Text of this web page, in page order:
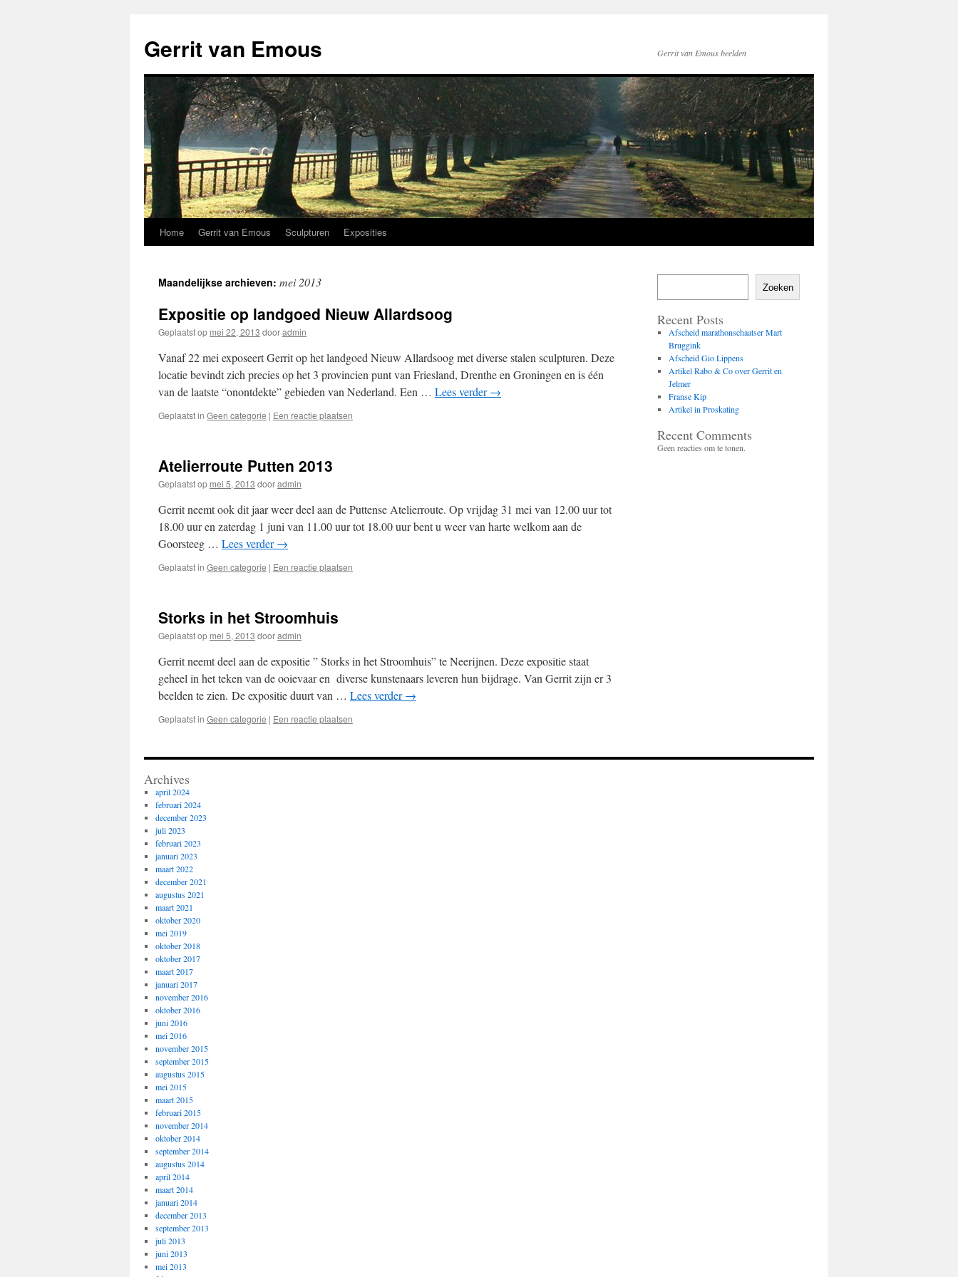
de
inhoud
Gerrit van Emous Gerrit van Emous beelden
Home Gerrit van Emous Sculpturen Exposities
Maandelijkse archieven: mei 2013
Expositie op landgoed Nieuw Allardsoog
Geplaatst op mei 22, 2013 dooradmin
Vanaf 22 mei exposeert Gerrit op het landgoed Nieuw Allardsoog met diverse stalen sculpturen. Deze
locatie bevindt zich precies op het 3 provincien punt van Friesland, Drenthe en Groningen en is één
van de laatste “onontdekte” gebieden van Nederland. Een … Lees verder→
Geplaatst in Geen categorie | Een reactie plaatsen
Atelierroute Putten 2013
Geplaatst op mei 5, 2013 dooradmin
Gerrit neemt ook dit jaar weer deel aan de Puttense Atelierroute. Op vrijdag 31 mei van 12.00 uur tot
18.00 uur en zaterdag 1 juni van 11.00 uur tot 18.00 uur bent u weer van harte welkom aan de
Goorsteeg … Lees verder→
Geplaatst in Geen categorie | Een reactie plaatsen
Storks in het Stroomhuis
Geplaatst op mei 5, 2013 dooradmin
Gerrit neemt deel aan de expositie ” Storks in het Stroomhuis” te Neerijnen. Deze expositie staat
geheel in het teken van de ooievaar en diverse kunstenaars leveren hun bijdrage. Van Gerrit zijn er 3
beelden te zien. De expositie duurt van … Lees verder→
Geplaatst in Geen categorie | Een reactie plaatsen
Zoeken
Recent Posts
Afscheid marathonschaatser Mart
Bruggink
Afscheid Gio Lippens
Artikel Rabo & Co over Gerrit en
Jelmer
Franse Kip
Artikel in Proskating
Recent Comments
Geen reacties om te tonen.
Archives
april 2024
februari 2024
december 2023
juli 2023
februari 2023
januari 2023
maart 2022
december 2021
augustus 2021
maart 2021
oktober 2020
mei 2019
oktober 2018
oktober 2017
maart 2017
januari 2017
november 2016
oktober 2016
juni 2016
mei 2016
november 2015
september 2015
augustus 2015
mei 2015
maart 2015
februari 2015
november 2014
oktober 2014
september 2014
augustus 2014
april 2014
maart 2014
januari 2014
december 2013
september 2013
juli 2013
juni 2013
mei 2013